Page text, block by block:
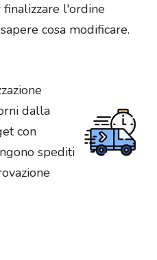
l'ordine
cosa modificare.
dalla
con
spediti